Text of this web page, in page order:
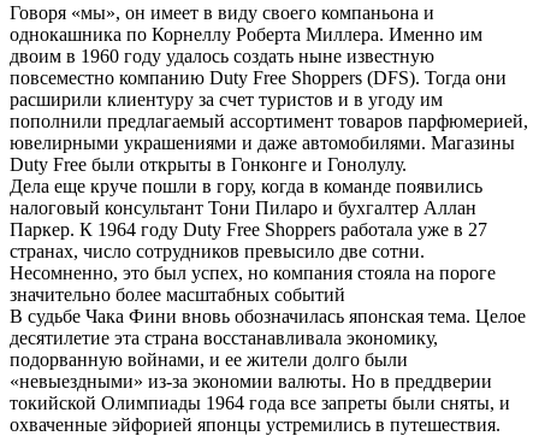
Говоря «мы», он имеет в виду своего компаньона и
однокашника по Корнеллу Роберта Миллера. Именно им
двоим в 1960 году удалось создать ныне известную
повсеместно компанию Duty Free Shoppers (DFS). Тогда они
расширили клиентуру за счет туристов и в угоду им
пополнили предлагаемый ассортимент товаров парфюмерией,
ювелирными украшениями и даже автомобилями. Магазины
Duty Free были открыты в Гонконге и Гонолулу.
Дела еще круче пошли в гору, когда в команде появились
налоговый консультант Тони Пиларо и бухгалтер Аллан
Паркер. К 1964 году Duty Free Shoppers работала уже в 27
странах, число сотрудников превысило две сотни.
Несомненно, это был успех, но компания стояла на пороге
значительно более масштабных событий
В судьбе Чака Фини вновь обозначилась японская тема. Целое
десятилетие эта страна восстанавливала экономику,
подорванную войнами, и ее жители долго были
«невыездными» из-за экономии валюты. Но в преддверии
токийской Олимпиады 1964 года все запреты были сняты, и
охваченные эйфорией японцы устремились в путешествия.